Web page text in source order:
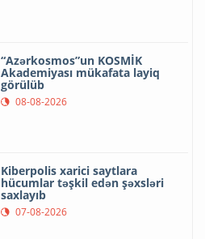
“Azərkosmos”un KOSMİK
Akademiyası mükafata layiq
görülüb
08-08-2026
Kiberpolis xarici saytlara
hücumlar təşkil edən şəxsləri
saxlayıb
07-08-2026